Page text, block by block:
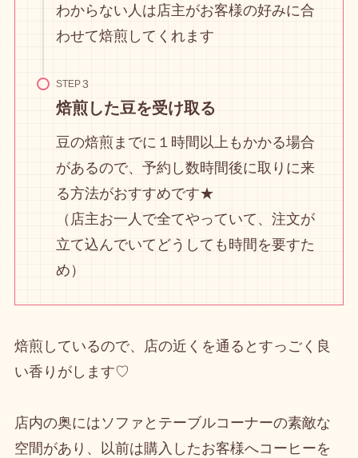
わからない人は店主がお客様の好みに合
わせて焙煎してくれます
STEP
焙煎した豆を受け取る
豆の焙煎までに１時間以上もかかる場合
があるので、予約し数時間後に取りに来
る方法がおすすめです★
（店主お一人で全てやっていて、注文が
立て込んでいてどうしても時間を要すた
め）
焙煎しているので、店の近くを通るとすっごく良
い香りがします♡
店内の奥にはソファとテーブルコーナーの素敵な
空間があり、以前は購入したお客様へコーヒーを